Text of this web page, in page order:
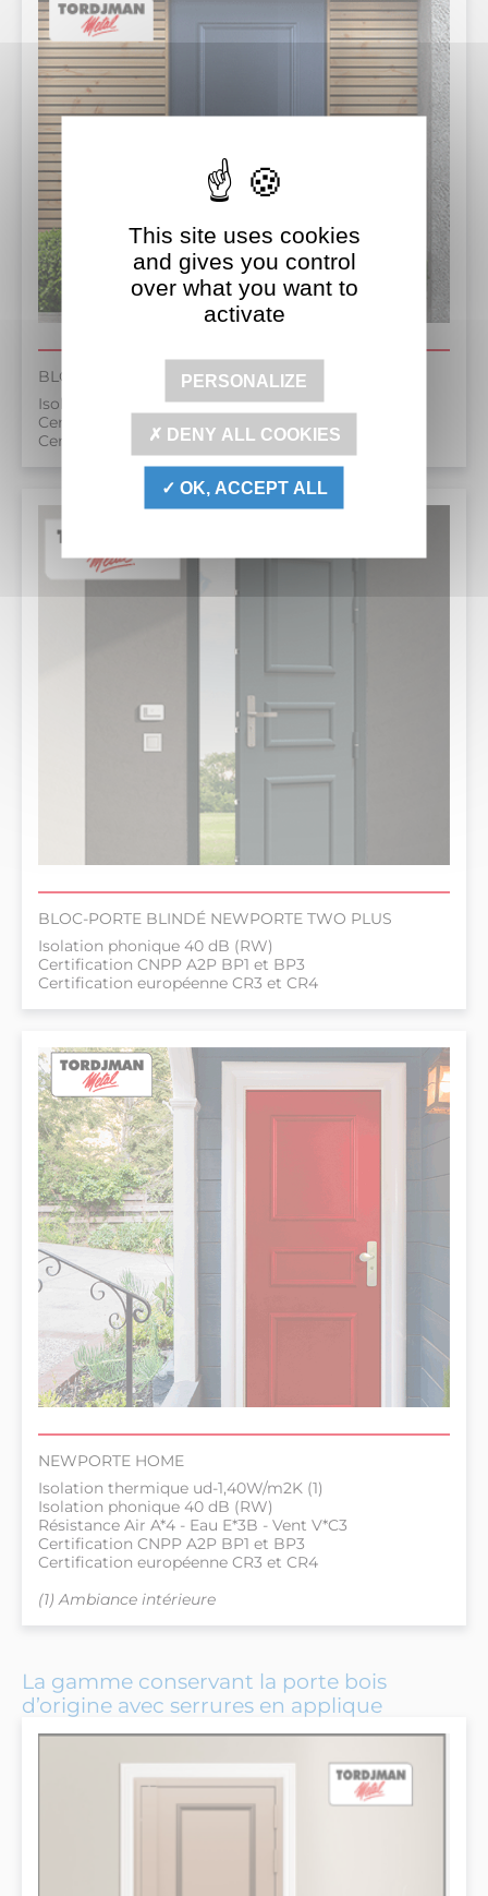
BLOC-PORTE BLINDÉ NEWPORTE TWO
Isolation Laine de verre
Certification CNPP A2P BP1 et BP3
Certification européenne CR3 et CR4
BLOC-PORTE BLINDÉ NEWPORTE TWO PLUS
Isolation phonique 40 dB (RW)
Certification CNPP A2P BP1 et BP3
Certification européenne CR3 et CR4
NEWPORTE HOME
Isolation thermique ud-1,40W/m2K (1)
Isolation phonique 40 dB (RW)
Résistance Air A*4 - Eau E*3B - Vent V*C3
Certification CNPP A2P BP1 et BP3
Certification européenne CR3 et CR4
(1) Ambiance intérieure
La gamme conservant la porte bois
d’origine avec serrures en applique
This site uses cookies
and gives you control
over what you want to
activate
PERSONALIZE
DENY ALL COOKIES
OK, ACCEPT ALL